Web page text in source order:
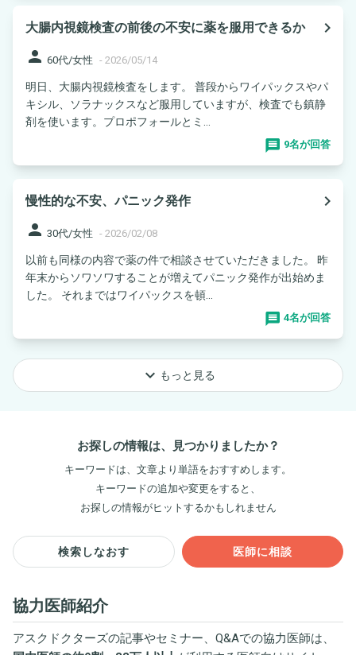
大腸内視鏡検査の前後の不安に薬を服用できるか
navigate_next
person 60代/女性 - 2026/05/14
明日、大腸内視鏡検査をします。 普段からワイパックスやパ
キシル、ソラナックスなど服用していますが、検査でも鎮静
剤を使います。プロポフォールとミ...
9名が回答
慢性的な不安、パニック発作
navigate_next
person 30代/女性 - 2026/02/08
以前も同様の内容で薬の件で相談させていただきました。 昨
年末からソワソワすることが増えてパニック発作が出始めま
した。 それまではワイパックスを頓...
4名が回答
keyboard_arrow_down もっと見る
お探しの情報は、見つかりましたか？
キーワードは、文章より単語をおすすめします。
キーワードの追加や変更をすると、
お探しの情報がヒットするかもしれません
検索しなおす 医師に相談
協力医師紹介
アスクドクターズの記事やセミナー、Q&Aでの協力医師は、